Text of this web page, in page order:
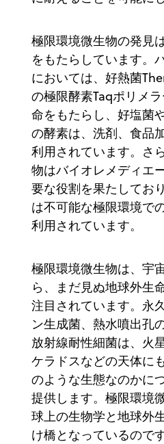
極限環境微生物の発見
をもたらしています。
においては、好熱菌
の極限酵素Taqポリメ
命をもたらし、好塩菌
の酵素は、洗剤、食品
利用されています。さ
物はバイオレメディエ
要な役割を果たしてお
は不可能な極限環境で
利用されています。
極限環境微生物は、宇
ら、まだ見ぬ地球外生
注目されています。永
ン生成菌、熱水噴出孔
放射線耐性細菌は、火
ケラドスなどの天体に
のような生態なのかに
提供します。極限環境
球上の生物学と地球外
け橋となっているのです